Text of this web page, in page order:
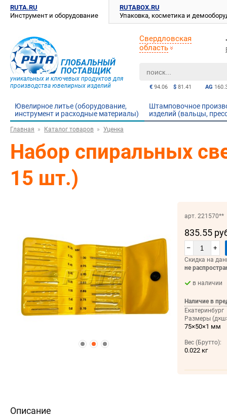
RUTA.RU
Инструмент и оборудование
RUTABOX.RU
Упаковка, косметика и
ГЛОБАЛЬНЫЙ
ПОСТАВЩИК
уникальных и ключевых продуктов для
производства ювелирных изделий
AG
€ 94.06 $ 81.41
Свердловская
область
Ювелирное литье (оборудование,
инструмент и расходные материалы)
Штамповочное
изделий (вальцы,
Главная Каталог товаров Уценка
Набор спиральных
15 шт.)
арт. 221570**
835.55
– +
Скидка на
не
в наличии
Наличие в
Екатеринбург
Размеры
75×50×1 мм
Вес (Брутто):
0.022 кг
Описание